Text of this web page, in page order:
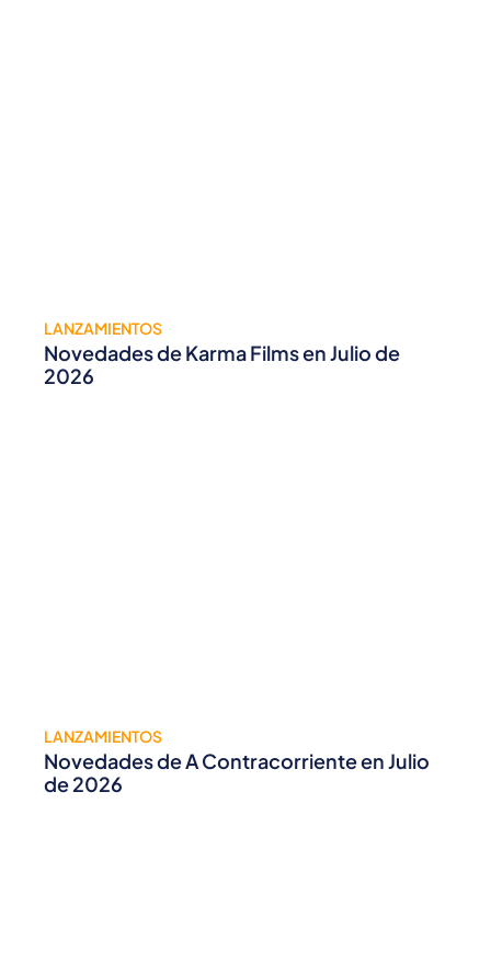
LANZAMIENTOS
Novedades de Karma Films en Julio de
2026
LANZAMIENTOS
Novedades de A Contracorriente en Julio
de 2026